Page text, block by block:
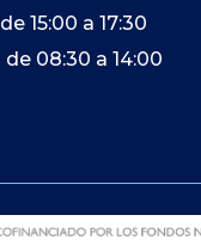
15:00 a 17:30
de 08:30 a 14:00